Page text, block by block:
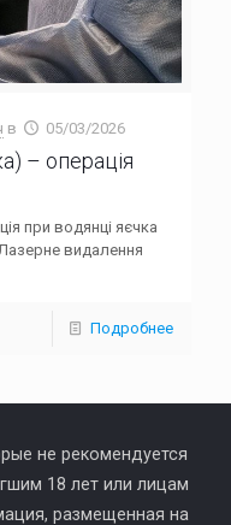
в 05/03/2026
– операція
при водянці яєчка
видалення
Подробнее
не рекомендуется
18 лет или лицам
размещенная на